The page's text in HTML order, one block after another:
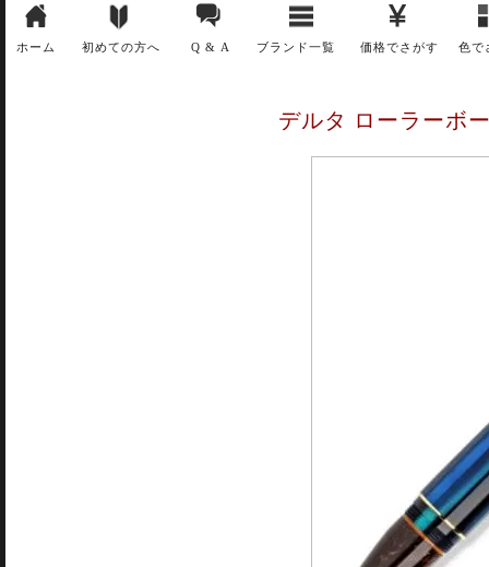
ホーム 初めての方へ Q & A ブランド一覧 価格でさがす 色で
デルタ ローラーボ